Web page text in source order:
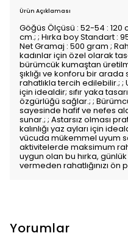
Ürün Açıklaması
Göğüs Ölçüsü : 52-54 : 120
cm.; ; Hırka boy Standart :
Net Gramaj : 500 gram ;
kadınlar için özel olarak
bürümcük kumaştan
şıklığı ve konforu bir
rahatlıkla tercih edilebilir.; ;
için idealdir; sıfır yaka
özgürlüğü sağlar.; ;
sayesinde hafif ve nefes
sunar.; ; Astarsız olması
kalınlığı yaz ayları için
vücuda mükemmel uyum
aktivitelerde maksimum
uygun olan bu hırka, günlük
vermeden rahatlığınızı ön
Yorumlar